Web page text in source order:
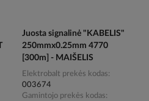
Juosta signalinė "KABELIS"
250mmx0.25mm 4770
[300m] - MAIŠELIS
Elektrobalt prekės kodas
003674
Gamintojo prekės kodas